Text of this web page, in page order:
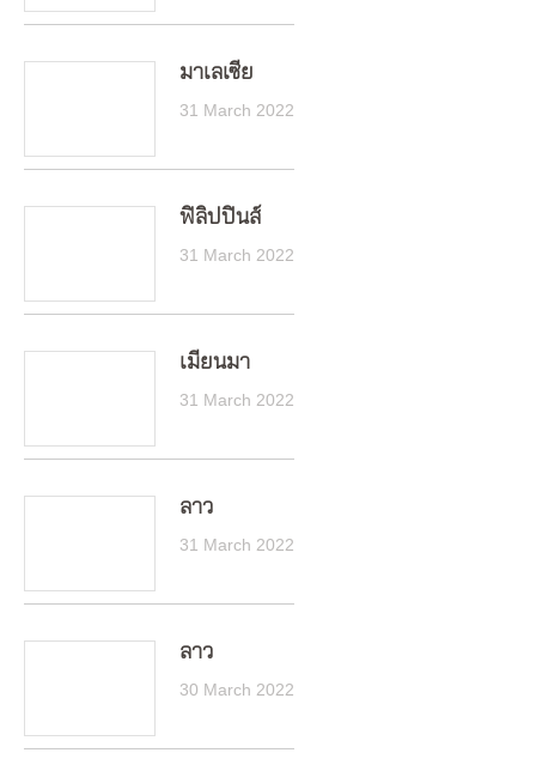
มาเลเซีย
31 March 2022
ฟิลิปปินส์
31 March 2022
เมียนมา
31 March 2022
ลาว
31 March 2022
ลาว
30 March 2022